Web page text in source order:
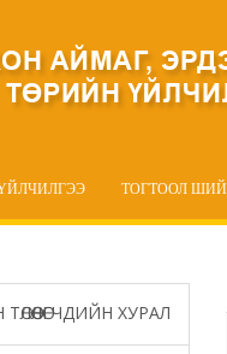
ТОГТООЛ
ХУРАЛ